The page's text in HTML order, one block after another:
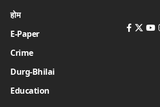
होम
E-Paper
Crime
Durg-Bhilai
Education